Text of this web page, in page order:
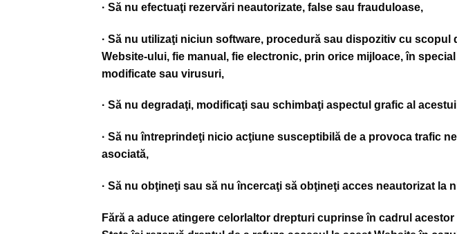
· Să nu efectuaţi rezervări neautorizate, false sau frauduloase,
· Să nu utilizaţi niciun software, procedură sau dispozitiv cu
Website-ului, fie manual, fie electronic, prin orice mijloace, în
modificate sau virusuri,
· Să nu degradaţi, modificaţi sau schimbaţi aspectul grafic al
· Să nu întreprindeţi nicio acţiune susceptibilă de a provoca trafic
asociată,
· Să nu obţineţi sau să nu încercaţi să obţineţi acces neautorizat la
Fără a aduce atingere celorlaltor drepturi cuprinse în cadrul